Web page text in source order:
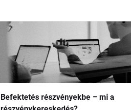
Befektetés részvényekbe – mi a